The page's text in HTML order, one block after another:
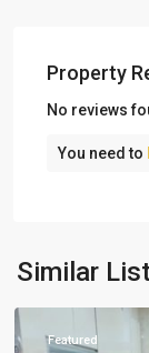
Property
No reviews
You need to
Similar
Talatona
Luanda
Featured